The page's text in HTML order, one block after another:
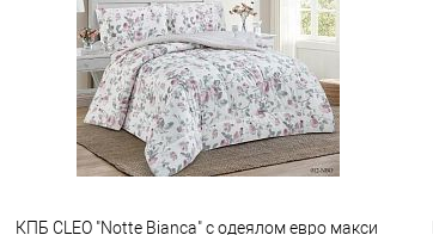
Купить в 1 клик
Сравнение
В избранное
В наличии
КПБ CLEO "Notte Bianca" с одеялом евро макси